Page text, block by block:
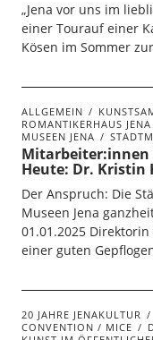
„Jena vor uns im
einer Tourauf einer
Kösen im Sommer
ALLGEMEIN
ROMANTIKERHAUS JENA
MUSEEN JENA
Mitarbeiter:innen
Heute: Dr. Kristin
Der Anspruch: Die
Museen Jena
01.01.2025
einer guten
20 JAHRE JENAKULTUR
CONVENTION / MICE